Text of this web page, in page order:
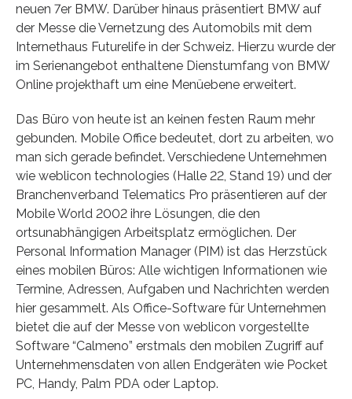
neuen 7er BMW. Darüber hinaus präsentiert BMW auf
der Messe die Vernetzung des Automobils mit dem
Internethaus Futurelife in der Schweiz. Hierzu wurde der
im Serienangebot enthaltene Dienstumfang von BMW
Online projekthaft um eine Menüebene erweitert.
Das Büro von heute ist an keinen festen Raum mehr
gebunden. Mobile Office bedeutet, dort zu arbeiten, wo
man sich gerade befindet. Verschiedene Unternehmen
wie weblicon technologies (Halle 22, Stand 19) und der
Branchenverband Telematics Pro präsentieren auf der
Mobile World 2002 ihre Lösungen, die den
ortsunabhängigen Arbeitsplatz ermöglichen. Der
Personal Information Manager (PIM) ist das Herzstück
eines mobilen Büros: Alle wichtigen Informationen wie
Termine, Adressen, Aufgaben und Nachrichten werden
hier gesammelt. Als Office-Software für Unternehmen
bietet die auf der Messe von weblicon vorgestellte
Software “Calmeno” erstmals den mobilen Zugriff auf
Unternehmensdaten von allen Endgeräten wie Pocket
PC, Handy, Palm PDA oder Laptop.